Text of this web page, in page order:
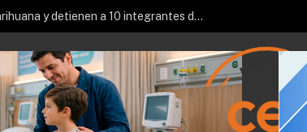
Alerta en Calama y SPA ante posibles precipitaciones: podrían caer hasta 24 y 30mm